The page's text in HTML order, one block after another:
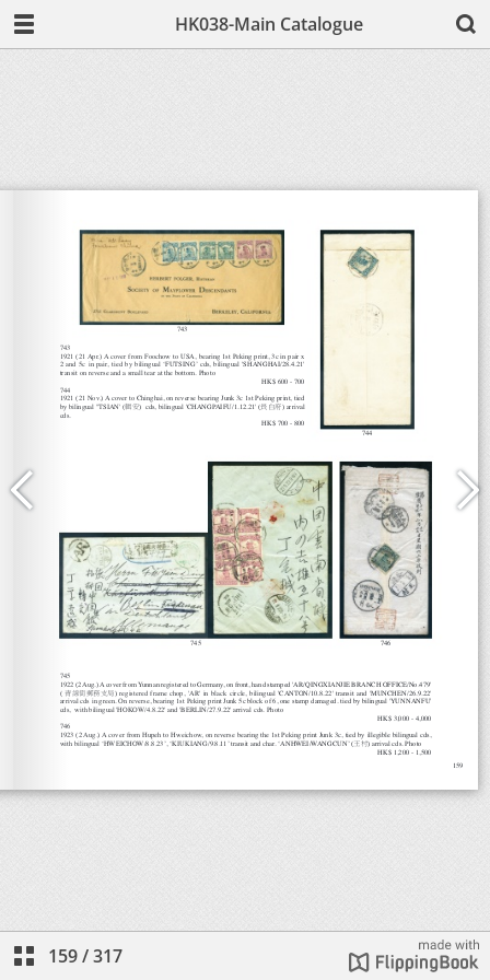
HK038-Main Catalogue
159/317